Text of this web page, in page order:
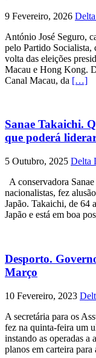
9 Fevereiro, 2026
António José Seguro,
pelo Partido Socialista,
volta das eleições
Macau e Hong Kong.
Canal Macau, da […]
Sanae Takaichi.
que poderá
5 Outubro, 2025 Delta
A conservadora
nacionalistas, fez
Japão. Takaichi, de 64
Japão e está em boa
Desporto.
Março
10 Fevereiro, 2023
A secretária para os
fez na quinta-feira um
instando as operadas a
planos em carteira